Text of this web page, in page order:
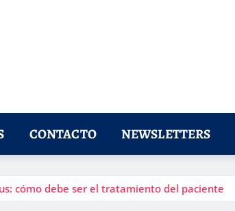
CONTACTO NEWSLETTERS
cómo debe ser el tratamiento del paciente